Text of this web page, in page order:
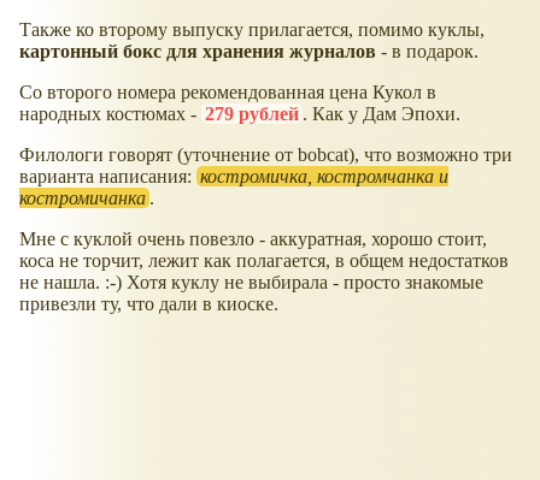
Также ко второму выпуску прилагается, помимо куклы,
картонный бокс для хранения журналов - в подарок.
Со второго номера рекомендованная цена Кукол в
народных костюмах - 279 рублей . Как у Дам Эпохи.
Филологи говорят (уточнение от bobcat), что возможно три
варианта написания: костромичка, костромчанка и
костромичанка .
Мне с куклой очень повезло - аккуратная, хорошо стоит,
коса не торчит, лежит как полагается, в общем недостатков
не нашла. :-) Хотя куклу не выбирала - просто знакомые
привезли ту, что дали в киоске.